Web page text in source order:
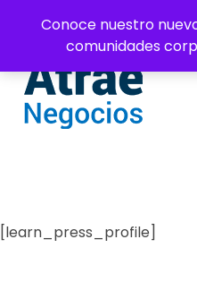
Conoce nuestro
comunidades
[learn_press_profile]